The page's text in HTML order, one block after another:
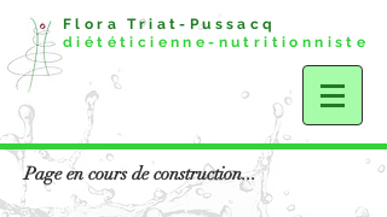
Flora Triat-Pussacq
diététicienne-nutritionniste
Page en cours de construction...